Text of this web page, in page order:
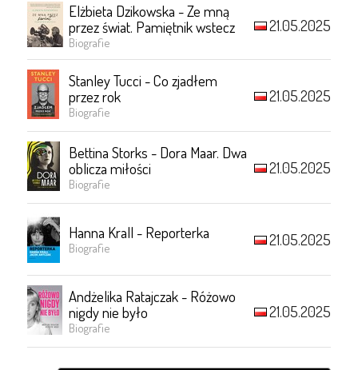
Elżbieta Dzikowska - Ze mną
przez świat. Pamiętnik wstecz
Biografie
21.05.2025
Stanley Tucci - Co zjadłem
przez rok
Biografie
21.05.2025
Bettina Storks - Dora Maar. Dwa
oblicza miłości
Biografie
21.05.2025
Hanna Krall - Reporterka
Biografie 21.05.2025
Andżelika Ratajczak - Różowo
nigdy nie było
Biografie
21.05.2025